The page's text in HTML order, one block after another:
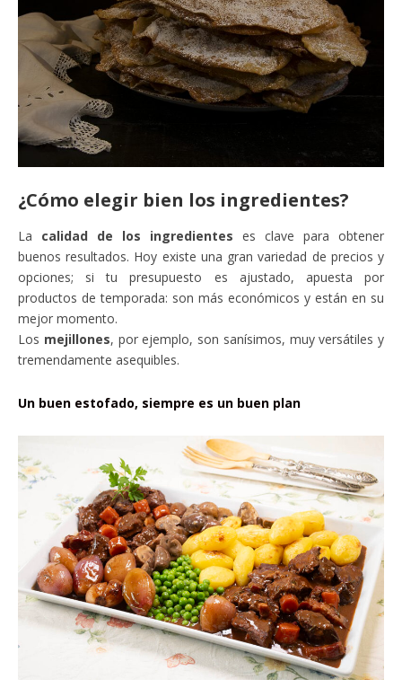
¿Cómo elegir bien los ingredientes?
La calidad de los ingredientes es clave para obtener
buenos resultados. Hoy existe una gran variedad de precios y
opciones; si tu presupuesto es ajustado, apuesta por
productos de temporada: son más económicos y están en su
mejor momento.
Los mejillones, por ejemplo, son sanísimos, muy versátiles y
tremendamente asequibles.
Un buen estofado, siempre es un buen plan